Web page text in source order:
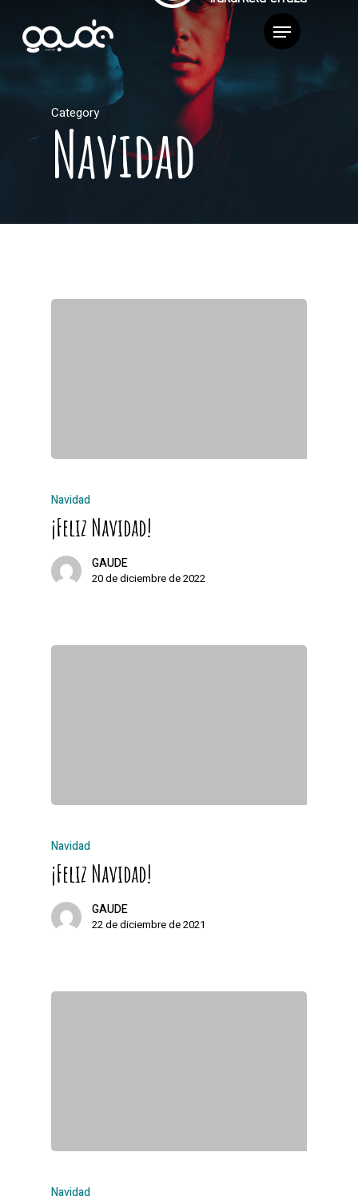
Category
Navidad
Navidad
¡Feliz Navidad!
GAUDE
20 de diciembre de 2022
Navidad
¡Feliz Navidad!
GAUDE
22 de diciembre de 2021
Navidad